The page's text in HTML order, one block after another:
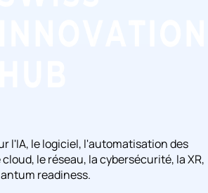
l'IA, le logiciel, l'automatisation des
cloud, le réseau, la cybersécurité, la XR,
readiness.